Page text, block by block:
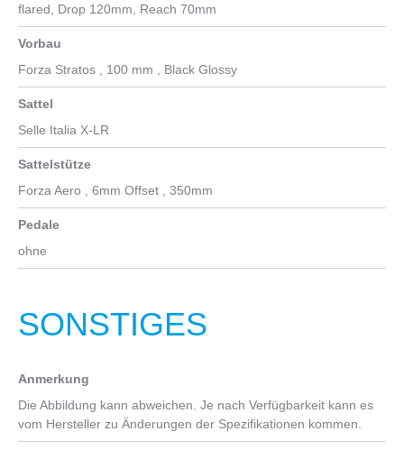
flared, Drop 120mm, Reach 70mm
Vorbau
Forza Stratos , 100 mm , Black Glossy
Sattel
Selle Italia X-LR
Sattelstütze
Forza Aero , 6mm Offset , 350mm
Pedale
ohne
SONSTIGES
Anmerkung
Die Abbildung kann abweichen. Je nach Verfügbarkeit kann es
vom Hersteller zu Änderungen der Spezifikationen kommen.